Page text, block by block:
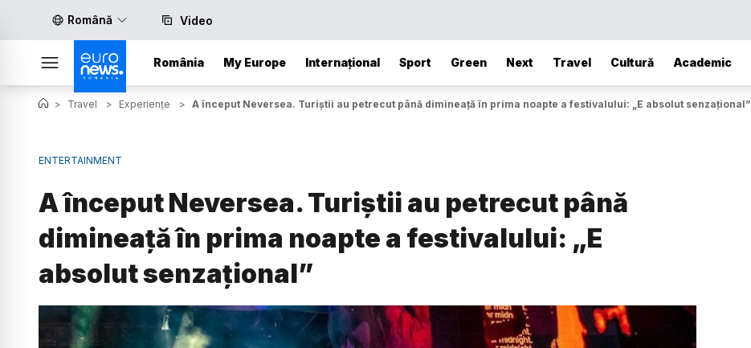
Română Video
România My Europe Internațional Sport Green Next Travel Cultură Academic
> Travel > Experiențe > A început Neversea. Turiștii au petrecut până dimineață în prima noapte a festivalului: „E absolut senzațional”
ENTERTAINMENT
A început Neversea. Turiștii au petrecut până
dimineață în prima noapte a festivalului: „E
absolut senzațional”